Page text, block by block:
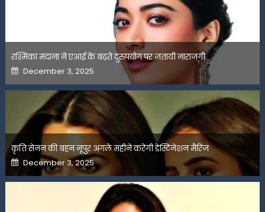
रश्मिका मंदाना ने एआई के बढ़ते दुरुपयोग पर जतायी नाराजगी
Posted
on
December 3, 2025
कृति सेनन की बहन नूपुर अगले महीने करेंगी डेस्टिनेशन मैरिज
Posted
on
December 3, 2025